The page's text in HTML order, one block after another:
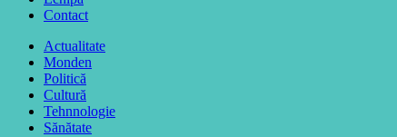
Contact
Actualitate
Monden
Politică
Cultură
Tehnnologie
Sănătate